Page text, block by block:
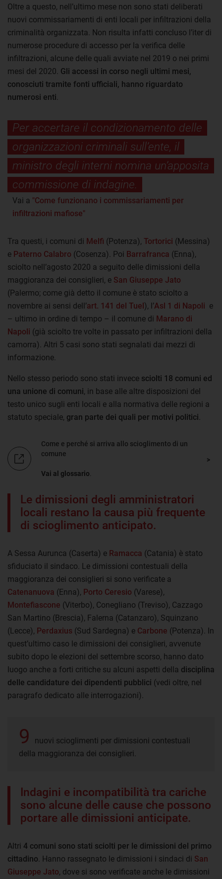
Oltre a questo, nell’ultimo mese non sono stati deliberati
nuovi commissariamenti di enti locali per infiltrazioni della
criminalità organizzata. Non risulta infatti concluso l’iter di
numerose procedure di accesso per la verifica delle
infiltrazioni, alcune delle quali avviate nel 2019 o nei primi
mesi del 2020. Gli accessi in corso negli ultimi mesi,
conosciuti tramite fonti ufficiali, hanno riguardato
numerosi enti.
Per accertare il condizionamento delle
organizzazioni criminali sull’ente, il
ministro degli interni nomina un’apposita
commissione di indagine.
Vai a "Come funzionano i commissariamenti per
infiltrazioni mafiose"
Tra questi, i comuni di Melfi (Potenza), Tortorici (Messina)
e Paterno Calabro (Cosenza). Poi Barrafranca (Enna),
sciolto nell’agosto 2020 a seguito delle dimissioni della
maggioranza dei consiglieri, e San Giuseppe Jato
(Palermo; come già detto il comune è stato sciolto a
novembre ai sensi dell’art. 141 del Tuel), l’Asl 1 di Napoli e
– ultimo in ordine di tempo – il comune di Marano di
Napoli (già sciolto tre volte in passato per infiltrazioni della
camorra). Altri 5 casi sono stati segnalati dai mezzi di
informazione.
Nello stesso periodo sono stati invece sciolti 18 comuni ed
una unione di comuni, in base alle altre disposizioni del
testo unico sugli enti locali e alla normativa delle regioni a
statuto speciale, gran parte dei quali per motivi politici.
Come e perché si arriva allo scioglimento di un
comune
Vai al glossario
Le dimissioni degli amministratori
locali restano la causa più frequente
di scioglimento anticipato.
A Sessa Aurunca (Caserta) e Ramacca (Catania) è stato
sfiduciato il sindaco. Le dimissioni contestuali della
maggioranza dei consiglieri si sono verificate a
Catenanuova (Enna), Porto Ceresio (Varese),
Montefiascone (Viterbo), Conegliano (Treviso), Cazzago
San Martino (Brescia), Falerna (Catanzaro), Squinzano
(Lecce), Perdaxius (Sud Sardegna) e Carbone (Potenza). In
quest’ultimo caso le dimissioni dei consiglieri, avvenute
subito dopo le elezioni del settembre scorso, hanno dato
luogo anche a forti critiche su alcuni aspetti della disciplina
delle candidature dei dipendenti pubblici (vedi oltre, nel
paragrafo dedicato alle interrogazioni).
9
nuovi scioglimenti per dimissioni contestuali
della maggioranza dei consiglieri.
Indagini e incompatibilità tra cariche
sono alcune delle cause che possono
portare alle dimissioni anticipate.
Altri 4 comuni sono stati sciolti per le dimissioni del primo
cittadino. Hanno rassegnato le dimissioni i sindaci di San
Giuseppe Jato, dove si sono verificate anche le dimissioni